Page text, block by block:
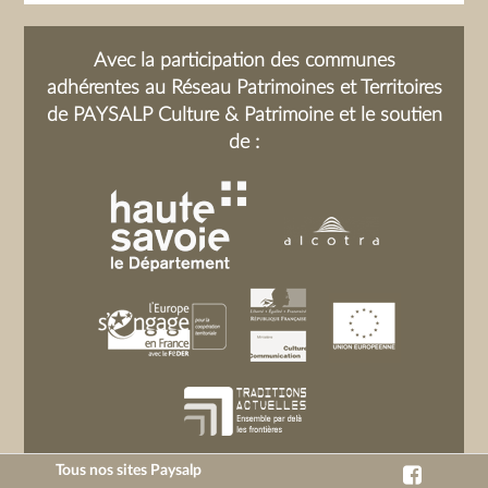
Avec la participation des communes
adhérentes au Réseau Patrimoines et Territoires
de PAYSALP Culture & Patrimoine et le soutien
de :
Tous nos sites Paysalp